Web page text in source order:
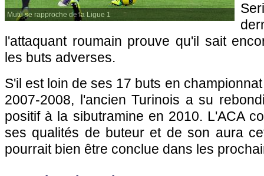
Mutu se rapproche de la Ligue 1
l'attaquant roumain prouve qu'il sait
les buts adverses.
S'il est loin de ses 17 buts en
2007-2008, l'ancien Turinois a su
positif à la sibutramine en 2010. L'ACA
ses qualités de buteur et de son aura
pourrait bien être conclue dans les